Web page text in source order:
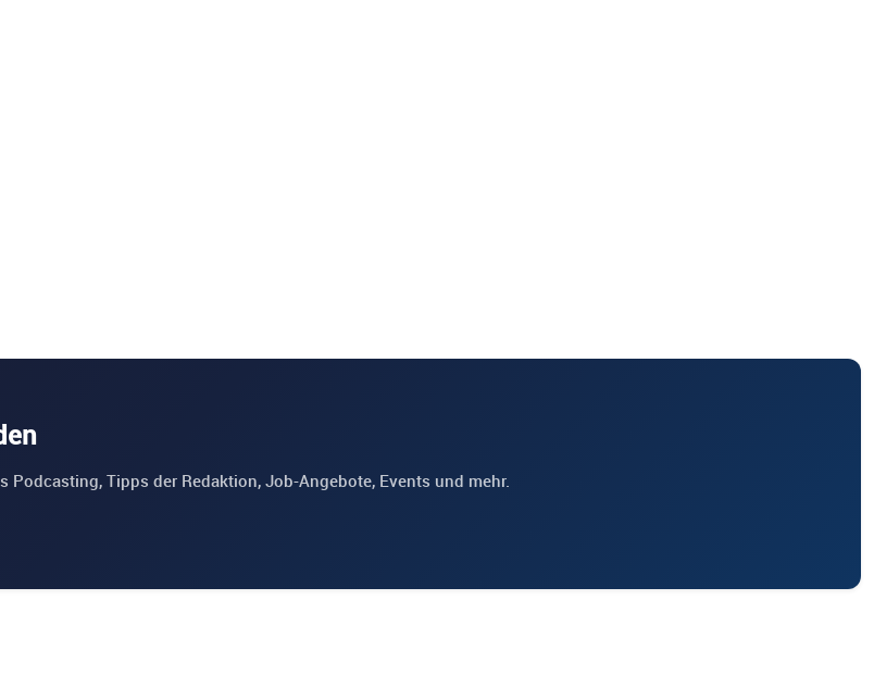
Tipps der Redaktion, Job-Angebote, Events und mehr.